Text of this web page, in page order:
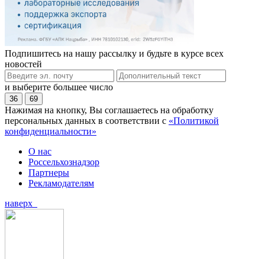
Подпишитесь на нашу рассылку и будьте в курсе всех
новостей
и выберите большее число
36 69
Нажимая на кнопку, Вы соглашаетесь на обработку
персональных данных в соответствии с «Политикой
конфиденциальности»
О нас
Россельхознадзор
Партнеры
Рекламодателям
наверх